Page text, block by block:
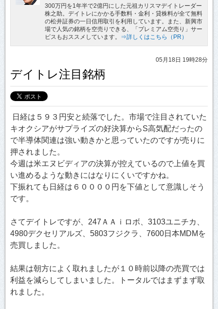
300万円を1年半で2億円にした元祖カリスマデイトレーダー
株之助。デイトレにかかる手数料・金利・貸株料が全て無料
の松井証券の一日信用取引を利用しています。また、新興市
場で人気の銘柄を空売りできる、「プレミアム空売り」サー
ビスもおススメしています。 ⇒詳しくはこちら（PR）
05月18日 19時28分
デイトレ注目銘柄
日経は５９３円安と続落でした。市場で注目されていた
キオクシアがサプライズの好決算からS高気配だったの
で半導体関連は強い動きかと思っていたのですが売りに
押されました。
今週は米エヌビディアの決算が控えているので上値を買
い進めるような動きにはなりにくいですかね。
下振れても日経は６００００円を下値として意識しそう
です。
さてデイトレですが、247ＡＡｉロボ、3103ユニチカ、
4980デクセリアルズ、5803フジクラ、7600日本MDMを
売買しました。
結果は朝方によく取れましたが１０時前以降の売買では
利益を減らしてしまいました。トータルではまずまず取
れました。